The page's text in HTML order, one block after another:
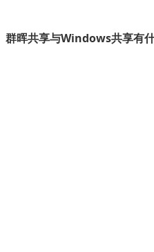
群晖共享与Windows共享有